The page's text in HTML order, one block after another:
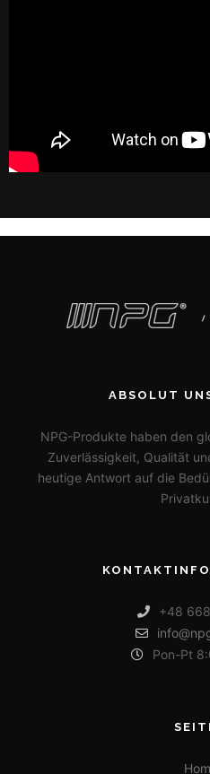
ABSOLUT
NPG-Produkte haben den
Zuverlässigkeit, Qualität
heutige Antwort auf die
+48
Pon-Pt